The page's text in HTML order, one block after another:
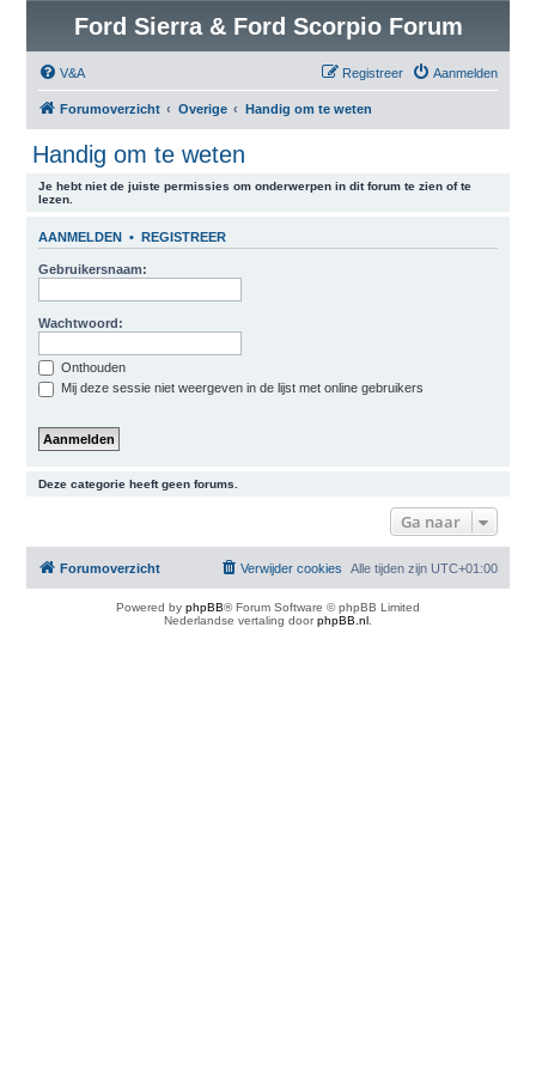
Ford Sierra & Ford Scorpio Forum
V&A Aanmelden
Registreer
Forumoverzicht Overige Handig om te weten
Handig om te weten
Je hebt niet de juiste permissies om onderwerpen in dit forum te zien of te
lezen.
AANMELDEN • REGISTREER
Gebruikersnaam:
Wachtwoord:
Onthouden
Mij deze sessie niet weergeven in de lijst met online gebruikers
Deze categorie heeft geen forums.
Ga naar
Forumoverzicht Alle tijden zijn UTC+01:00
Verwijder cookies
Powered by phpBB® Forum Software © phpBB Limited
Nederlandse vertaling doorphpBB.nl